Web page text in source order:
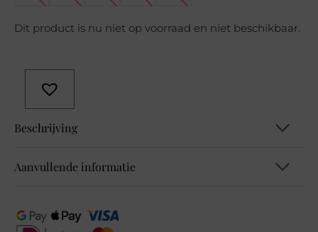
Dit product is nu niet op voorraad en niet beschikbaar.
Beschrijving
B325281 TOS Multi AOP T-Shirt
Aanvullende informatie
4063043387091, 4063043387107,